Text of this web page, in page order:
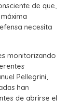
de que,
necesita
monitorizando
Pellegrini,
han
de abrirse el